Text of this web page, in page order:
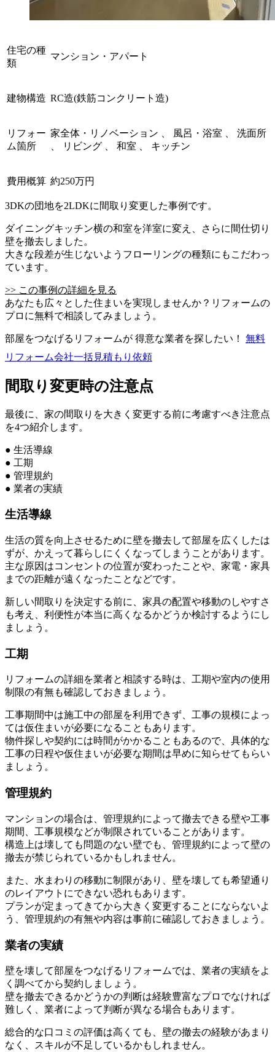
住宅の種
類
マンション・アパート
建物構造 RC造(鉄筋コンクリート造)
リフォー
ム箇所
家全体・リノベーション 、 風呂・浴室 、 洗面所
、 リビング 、 和室 、 キッチン
費用概算 約250万円
3DKの団地を2LDKに間取り変更した事例です。
ダイニングキッチン横の和室を洋室に変え、さらに間仕切り
壁を撤去しました。
大きな段差が生じないようフローリングの種類にもこだわっ
ています。
>> この事例の詳細を見る
あなたも広々とした住まいを実現しませんか？リフォームの
プロに無料で相談してみましょう。
部屋をつなげるリフォームが 得意な業者を探したい！ 無料
リフォーム会社一括見積もり依頼
間取り変更時の注意点
最後に、家の間取りを大きく変更する前に考慮すべき注意点
を4つ紹介します。
● 生活導線
● 工期
● 管理規約
● 業者の実績
生活導線
生活の質を向上させるために壁を撤去して部屋を広くしたは
ずが、かえって暮らしにくくなってしまうことがあります。
主な原因はコンセントの位置が変わったことや、家電・家具
までの距離が遠くなったことなどです。
新しい間取りを決定する前に、家具の配置や移動のしやすさ
も考え、利便性が本当に高くなるかどうか検討するようにし
ましょう。
工期
リフォームの詳細を業者と相談する時は、工期や室内の使用
制限の有無も確認しておきましょう。
工事期間中は施工中の部屋を利用できず、工事の規模によっ
ては仮住まいが必要になることもあります。
物件探しや契約には時間がかかることもあるので、具体的な
工事の日程や仮住まいが必要な期間は早めに知らせてもらい
ましょう。
管理規約
マンションの場合は、管理規約によって撤去できる壁や工事
期間、工事規模などが制限されていることがあります。
構造上は壊しても問題のない壁でも、管理規約によって壁の
撤去が禁じられているかもしれません。
また、水まわりの移動に制限があり、壁を壊しても希望通り
のレイアウトにできない恐れもあります。
プランが定まってきてから大きく変更することにならないよ
う、管理規約の有無や内容は事前に確認しておきましょう。
業者の実績
壁を壊して部屋をつなげるリフォームでは、業者の実績をよ
く調べてから契約しましょう。
壁を撤去できるかどうかの判断は経験豊富なプロでなければ
難しく、業者によって判断が異なる場合もあります。
総合的な口コミの評価は高くても、壁の撤去の経験があまり
なく、スキルが不足しているかもしれません。